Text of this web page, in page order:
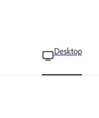
Desktop